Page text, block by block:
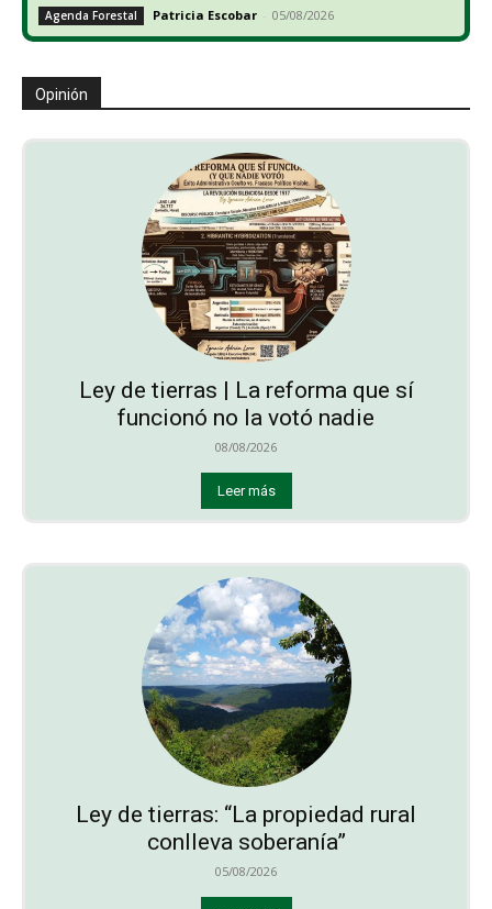
Agenda Forestal Patricia Escobar - 05/08/2026
Opinión
Ley de tierras | La reforma que sí
funcionó no la votó nadie
08/08/2026
Leer más
Ley de tierras: “La propiedad rural
conlleva soberanía”
05/08/2026